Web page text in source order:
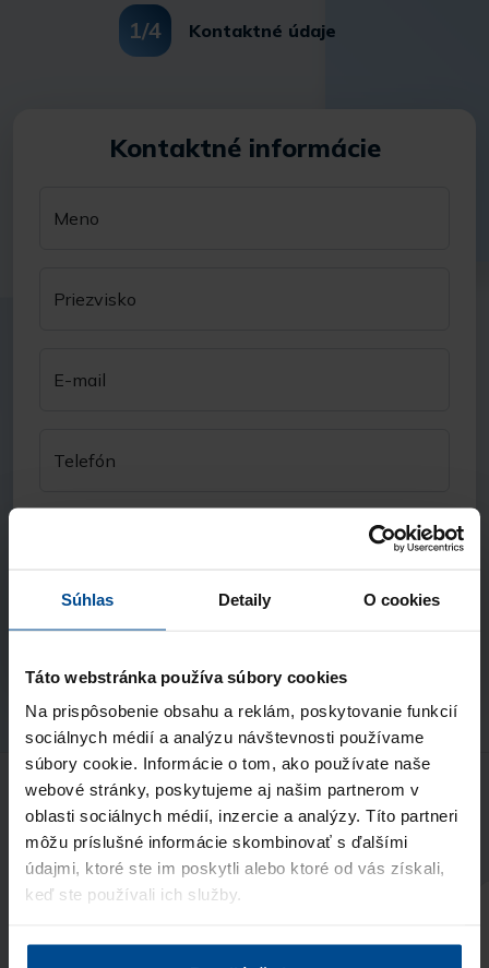
Súhlas Detaily O cookies
Táto webstránka používa súbory cookies
Na prispôsobenie obsahu a reklám, poskytovanie funkcií
sociálnych médií a analýzu návštevnosti používame
súbory cookie. Informácie o tom, ako používate naše
webové stránky, poskytujeme aj našim partnerom v
oblasti sociálnych médií, inzercie a analýzy. Títo partneri
môžu príslušné informácie skombinovať s ďalšími
údajmi, ktoré ste im poskytli alebo ktoré od vás získali,
keď ste používali ich služby.
1/4 Kontaktné údaje
Kontaktné informácie
Meno
Priezvisko
E-mail
Telefón
Povedali o nás